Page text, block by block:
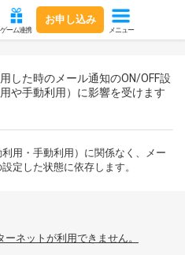
ゲーム連携
お申し込み
メニュー
した時のメール通知のON/OFF設
や手動利用）に影響を受けます
用・手動利用）に関係なく、メー
定した状態に依存します。
ネットが利用できません。